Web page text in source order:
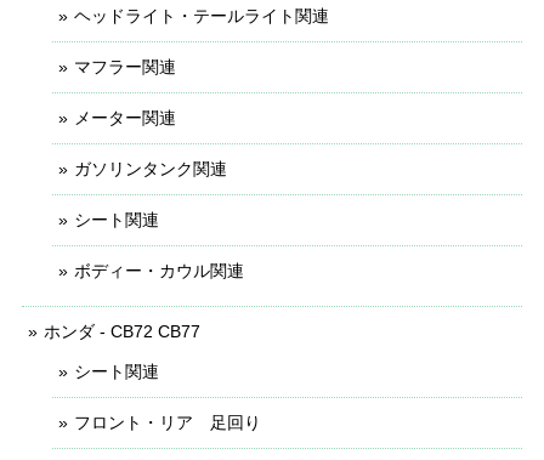
ヘッドライト・テールライト関連
マフラー関連
メーター関連
ガソリンタンク関連
シート関連
ボディー・カウル関連
ホンダ - CB72 CB77
シート関連
フロント・リア 足回り